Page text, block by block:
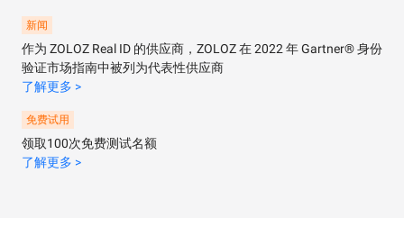
新闻
作为 ZOLOZ Real ID 的供应商，ZOLOZ 在 2022 年 Gartner® 身份
验证市场指南中被列为代表性供应商
了解更多 >
免费试用
领取100次免费测试名额
了解更多 >